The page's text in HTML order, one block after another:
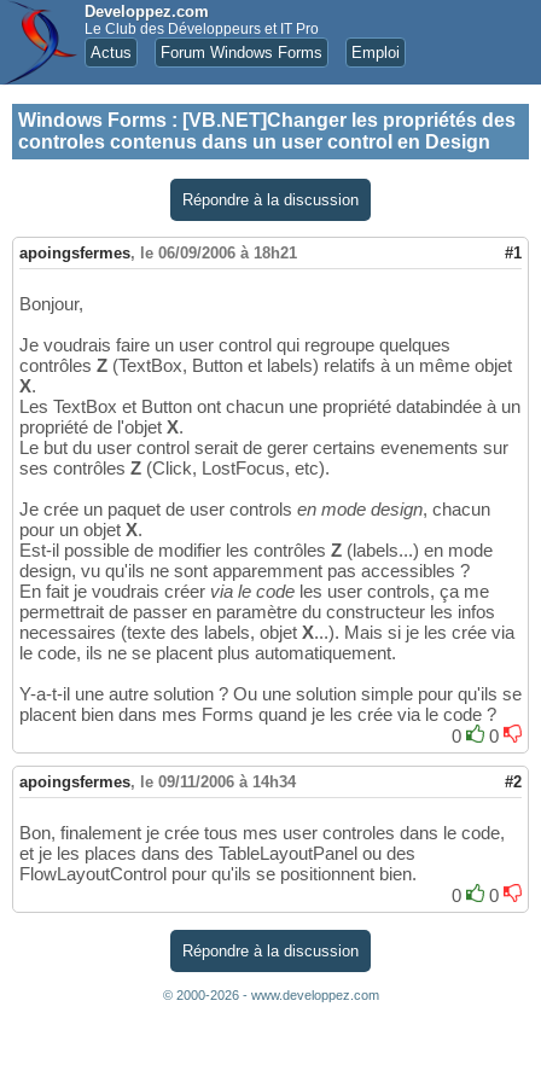
Developpez.com
Le Club des Développeurs et IT Pro
Actus Forum Windows Forms Emploi
Windows Forms : [VB.NET]Changer les propriétés des
controles contenus dans un user control en Design
Répondre à la discussion
apoingsfermes, le 06/09/2006 à 18h21 #1
Bonjour,
Je voudrais faire un user control qui regroupe quelques
contrôles Z (TextBox, Button et labels) relatifs à un même objet
X.
Les TextBox et Button ont chacun une propriété databindée à un
propriété de l'objet X.
Le but du user control serait de gerer certains evenements sur
ses contrôles Z (Click, LostFocus, etc).
Je crée un paquet de user controls en mode design, chacun
pour un objet X.
Est-il possible de modifier les contrôles Z (labels...) en mode
design, vu qu'ils ne sont apparemment pas accessibles ?
En fait je voudrais créer via le code les user controls, ça me
permettrait de passer en paramètre du constructeur les infos
necessaires (texte des labels, objet X...). Mais si je les crée via
le code, ils ne se placent plus automatiquement.
Y-a-t-il une autre solution ? Ou une solution simple pour qu'ils se
placent bien dans mes Forms quand je les crée via le code ?
0
0
apoingsfermes, le 09/11/2006 à 14h34 #2
Bon, finalement je crée tous mes user controles dans le code,
et je les places dans des TableLayoutPanel ou des
FlowLayoutControl pour qu'ils se positionnent bien.
0
0
Répondre à la discussion
© 2000-2026 - www.developpez.com